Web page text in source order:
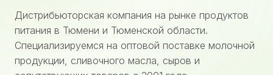
Дистрибьюторская компания на рынке продуктов
питания в Тюмени и Тюменской области.
Специализируемся на оптовой поставке молочной
продукции, сливочного масла, сыров и